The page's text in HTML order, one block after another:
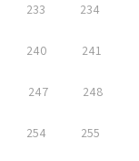
233 234
240 241
247 248
254 255